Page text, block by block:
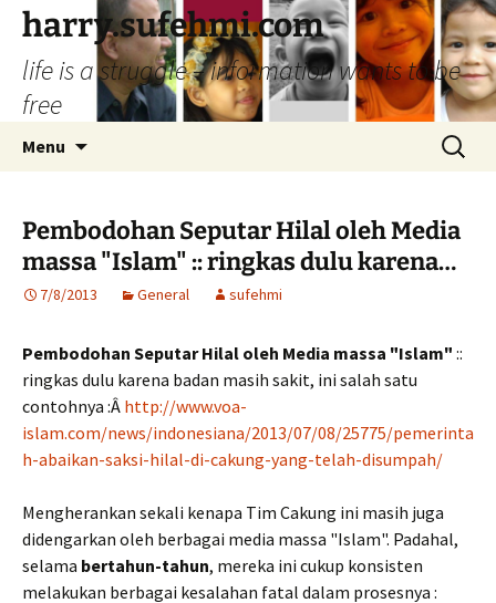
Skip
content
harry.sufehmi.com
life is a struggle – information wants to be
free
Menu
Search
for:
Pembodohan Seputar Hilal oleh Media
massa "Islam" :: ringkas dulu karena…
7/8/2013 General sufehmi
Pembodohan Seputar Hilal oleh Media massa "Islam" ::
ringkas dulu karena badan masih sakit, ini salah satu
contohnya :Â http://www.voa-
islam.com/news/indonesiana/2013/07/08/25775/pemerinta
h-abaikan-saksi-hilal-di-cakung-yang-telah-disumpah/
Mengherankan sekali kenapa Tim Cakung ini masih juga
didengarkan oleh berbagai media massa "Islam". Padahal,
selama bertahun-tahun, mereka ini cukup konsisten
melakukan berbagai kesalahan fatal dalam prosesnya :